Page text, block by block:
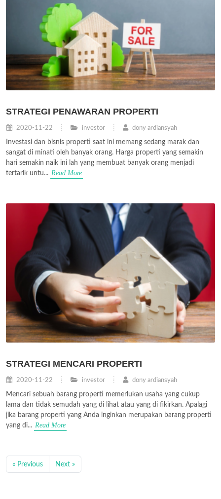
STRATEGI PENAWARAN PROPERTI
2020-11-22 investor dony ardiansyah
Investasi dan bisnis properti saat ini memang sedang marak dan
sangat di minati oleh banyak orang. Harga properti yang semakin
hari semakin naik ini lah yang membuat banyak orang menjadi
tertarik untu... Read More
STRATEGI MENCARI PROPERTI
2020-11-22 investor dony ardiansyah
Mencari sebuah barang properti memerlukan usaha yang cukup
lama dan tidak semudah yang di lihat atau yang di fikirkan. Apalagi
jika barang properti yang Anda inginkan merupakan barang properti
yang di... Read More
« Previous Next »